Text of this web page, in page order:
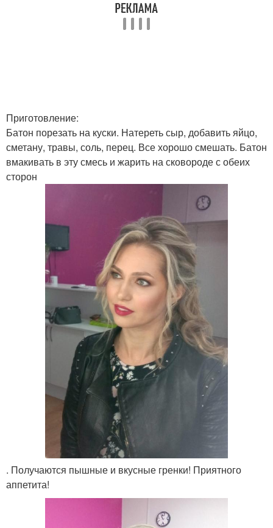
Приготовление:
Батон порезать на куски. Натереть сыр, добавить яйцо,
сметану, травы, соль, перец. Все хорошо смешать. Батон
вмакивать в эту смесь и жарить на сковороде с обеих
сторон
. Получаются пышные и вкусные гренки! Приятного
аппетита!